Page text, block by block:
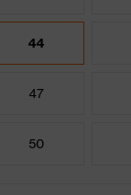
44
47
50